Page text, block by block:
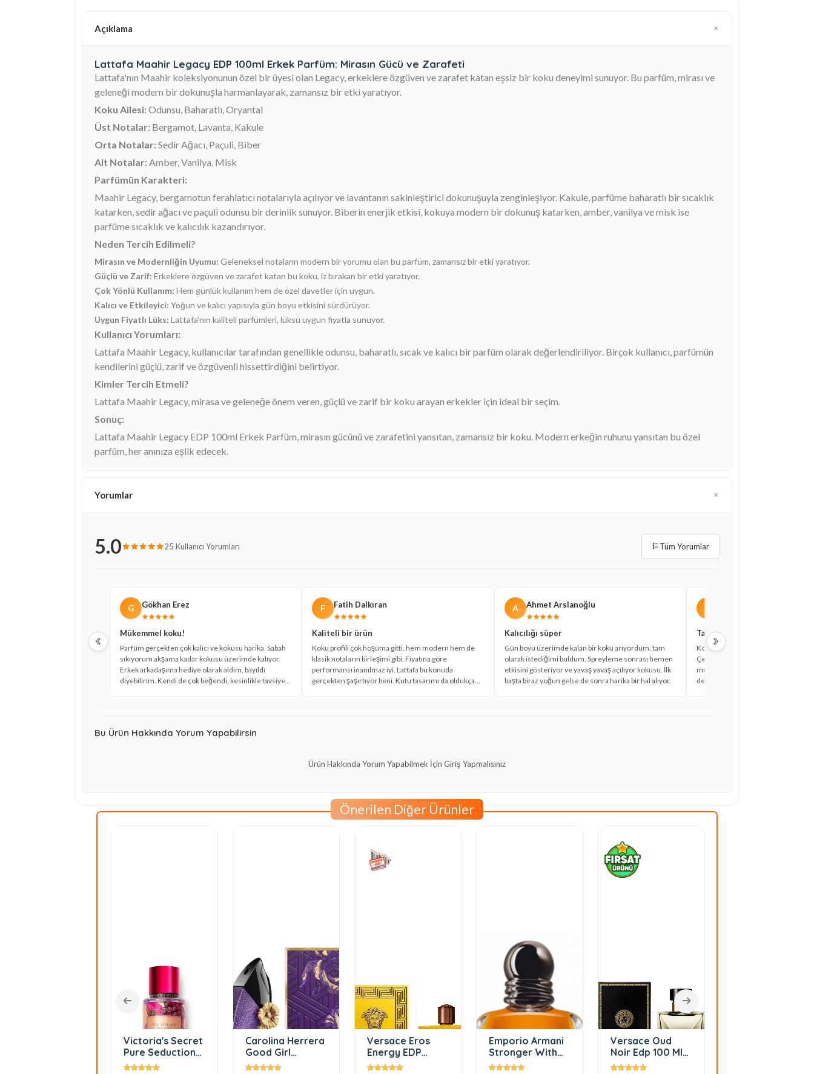
Açıklama
Lattafa Maahir Legacy EDP 100ml Erkek Parfüm: Mirasın Gücü ve Zarafeti
Lattafa'nın Maahir koleksiyonunun özel bir üyesi olan Legacy, erkeklere özgüven ve zarafet katan eşsiz bir koku deneyimi sunuyor. Bu parfüm, mirası ve
geleneği modern bir dokunuşla harmanlayarak, zamansız bir etki yaratıyor.
Koku Ailesi: Odunsu, Baharatlı, Oryantal
Üst Notalar: Bergamot, Lavanta, Kakule
Orta Notalar: Sedir Ağacı, Paçuli, Biber
Alt Notalar: Amber, Vanilya, Misk
Parfümün Karakteri:
Maahir Legacy, bergamotun ferahlatıcı notalarıyla açılıyor ve lavantanın sakinleştirici dokunuşuyla zenginleşiyor. Kakule, parfüme baharatlı bir sıcaklık
katarken, sedir ağacı ve paçuli odunsu bir derinlik sunuyor. Biberin enerjik etkisi, kokuya modern bir dokunuş katarken, amber, vanilya ve misk ise
parfüme sıcaklık ve kalıcılık kazandırıyor.
Neden Tercih Edilmeli?
Mirasın ve Modernliğin Uyumu: Geleneksel notaların modern bir yorumu olan bu parfüm, zamansız bir etki yaratıyor.
Güçlü ve Zarif: Erkeklere özgüven ve zarafet katan bu koku, iz bırakan bir etki yaratıyor.
Çok Yönlü Kullanım: Hem günlük kullanım hem de özel davetler için uygun.
Kalıcı ve Etkileyici: Yoğun ve kalıcı yapısıyla gün boyu etkisini sürdürüyor.
Uygun Fiyatlı Lüks: Lattafa'nın kaliteli parfümleri, lüksü uygun fiyatla sunuyor.
Kullanıcı Yorumları:
Lattafa Maahir Legacy, kullanıcılar tarafından genellikle odunsu, baharatlı, sıcak ve kalıcı bir parfüm olarak değerlendiriliyor. Birçok kullanıcı, parfümün
kendilerini güçlü, zarif ve özgüvenli hissettirdiğini belirtiyor.
Kimler Tercih Etmeli?
Lattafa Maahir Legacy, mirasa ve geleneğe önem veren, güçlü ve zarif bir koku arayan erkekler için ideal bir seçim.
Sonuç:
Lattafa Maahir Legacy EDP 100ml Erkek Parfüm, mirasın gücünü ve zarafetini yansıtan, zamansız bir koku. Modern erkeğin ruhunu yansıtan bu özel
parfüm, her anınıza eşlik edecek.
Yorumlar
5.0 25 Kullanıcı Yorumları Tüm Yorumlar
G Gökhan Erez
Mükemmel koku!
Parfüm gerçekten çok kalıcı ve kokusu harika. Sabah
sıkıyorum akşama kadar kokusu üzerimde kalıyor.
Erkek arkadaşıma hediye olarak aldım, bayıldı
diyebilirim. Kendi de çok beğendi, kesinlikle tavsiye
F Fatih Dalkıran
Kaliteli bir ürün
Koku profili çok hoşuma gitti, hem modern hem de
klasik notaların birleşimi gibi. Fiyatına göre
performansı inanılmaz iyi. Lattafa bu konuda
gerçekten şaşırtıyor beni. Kutu tasarımı da oldukça
A Ahmet Arslanoğlu
Kalıcılığı süper
Gün boyu üzerimde kalan bir koku arıyordum, tam
olarak istediğimi buldum. Spreyleme sonrası hemen
etkisini gösteriyor ve yavaş yavaş açılıyor kokusu. İlk
başta biraz yoğun gelse de sonra harika bir hal alıyor.
Tavsiye ederim
Kokusu gerçekten çok güzel ve fark
Çevremdekiler de parfümümü
mutlu etti. Maahir Legacy'nin bu
denedim ama kesinlikle tekrar
Bu Ürün Hakkında Yorum Yapabilirsin
Ürün Hakkında Yorum Yapabilmek İçin Giriş Yapmalısınız
Önerilen Diğer Ürünler
Victoria's Secret
Pure Seduction
Vücut Spreyi 250
Carolina Herrera
Good Girl
Dazzling Garden
Versace Eros
Energy EDP
100ML Erkek
Emporio Armani
Stronger With
You Limited
Versace Oud
Noir Edp 100 Ml
Erkek Parfüm